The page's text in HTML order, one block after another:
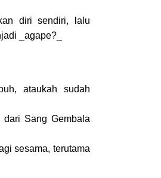
diri sendiri, lalu
_agape?_
ataukah sudah
Sang Gembala
sesama, terutama